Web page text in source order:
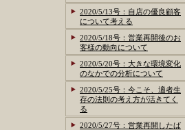
2020/5/13号：自店の優良顧客
について考える
2020/5/18号：営業再開後のお
客様の動向について
2020/5/20号：大きな環境変化
のなかでの分析について
2020/5/25号：今こそ、適者生
存の法則の考え方が活きてく
る
2020/5/27号：営業再開したば